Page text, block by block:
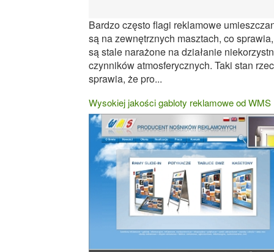
Bardzo często flagi reklamowe
są na zewnętrznych masztach, co
są stale narażone na działanie
czynników atmosferycznych. Taki stan
sprawia, że pro...
Wysokiej jakości gabloty reklamowe od WMS